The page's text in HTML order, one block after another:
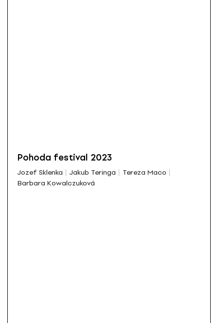
Pohoda festival 2023
Jozef Sklenka Jakub Teringa
Tereza Maco
Barbara Kowalczuková